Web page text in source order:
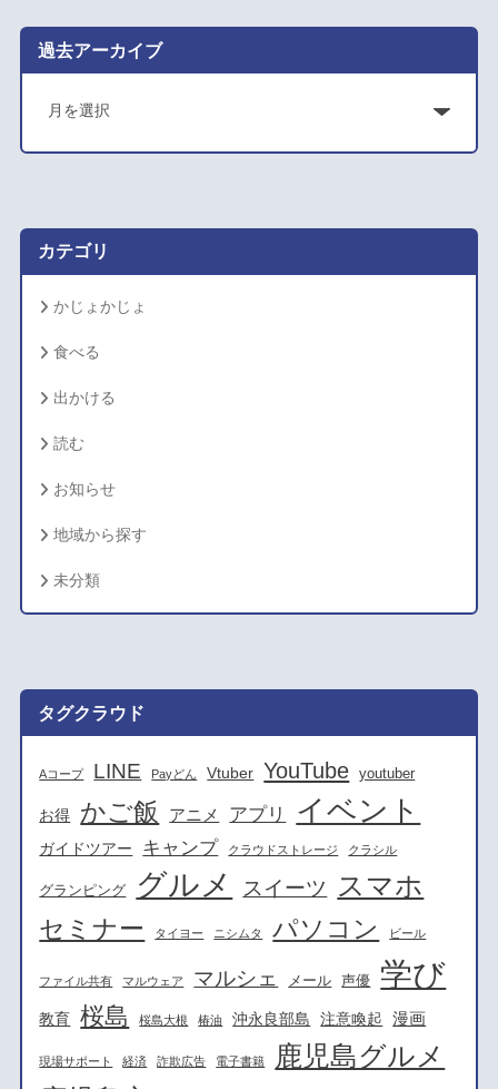
過去アーカイブ
ア
カ
カテゴリ
かじょかじょ
食べる
出かける
読む
お知らせ
地域から探す
未分類
タグクラウド
Aコープ LINE Payどん Vtuber YouTube youtuber
お得 かご飯 アニメ アプリ イベント
ガイドツアー キャンプ クラウドストレージ クラシル
グランピング グルメ スイーツ スマホ
セミナー タイヨー ニシムタ パソコン ビール
ファイル共有 マルウェア マルシェ メール 声優 学び
教育 桜島 桜島大根 椿油 沖永良部島 注意喚起 漫画
現場サポート 経済 詐欺広告 電子書籍 鹿児島グルメ